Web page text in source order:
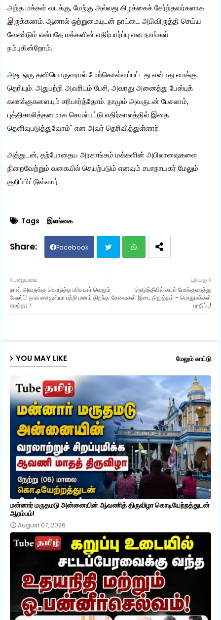
அந்த மக்கள் வடக்கு, மேற்கு அல்லது கிழக்கைச் சேர்ந்தவர்களாக
இருக்கலாம். ஆனால் ஒற்றுமையுடன் நாட்டை அபிவிருத்தி செய்ய
வேண்டும் என்பதே மக்களின் எதிர்பார்ப்பு என நாங்கள்
நம்புகின்றோம்.
அது ஒரு தனியொருவரால் மேற்கொள்ளப்பட்டது என்பது எமக்கு
தெரியும். அதுபற்றி அவரிடம் பேசி, அவரது அனைத்து பேஸ்புக்
கணக்குகளையும் சரிபார்த்தோம். நாமும் அவருடன் பேசலாம்,
புத்திசாலித்தனமாக செயல்பட்டு எதிர்காலத்தில் இதை
தெளிவுபடுத்துவோம்" என அவர் தெரிவித்துள்ளார்.
அத்துடன், தற்போதைய அரசாங்கம் மக்களின் அபிலாஷைகளை
நிறைவேற்றும் வகையில் செயற்படும் எனவும் சபாநாயகர் மேலும்
குறிப்பிட்டுள்ளார்.
Tags இலங்கை
Facebook
ter ats
புதியது
நெடுந்தீவில் கடல் போக்குவரத்து
சேவைகள் இடை நிறுத்தம் - பொதுமக்கள்
பாதிப்பு!
பழையவை
நான் அவருக்கு கொடுத்த பரிசுகள் வெறும்
வேஸ்ட்! நாக சைதன்யா பற்றி மனம் திறந்த
சமந்தா..!
YOU MAY LIKE மேலும் காட்டு
மன்னார் மருதமடு அன்னையின் ஆவணித் திருவிழா கொடியேற்றத்துடன்
ஆரம்பம்!
August 07, 2026